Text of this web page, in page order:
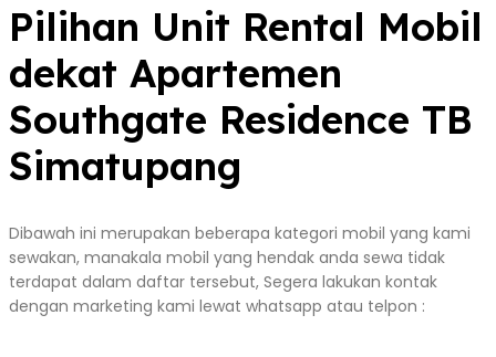
Pilihan Unit Rental Mobil
dekat Apartemen
Southgate Residence TB
Simatupang
Dibawah ini merupakan beberapa kategori mobil yang kami
sewakan, manakala mobil yang hendak anda sewa tidak
terdapat dalam daftar tersebut, Segera lakukan kontak
dengan marketing kami lewat whatsapp atau telpon :